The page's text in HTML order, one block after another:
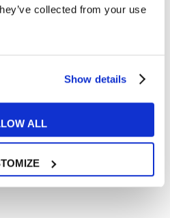
collected from your use
Show details
ALL
e musica
16 anni, dichiaro di acconsentire
commerciali e promozionali